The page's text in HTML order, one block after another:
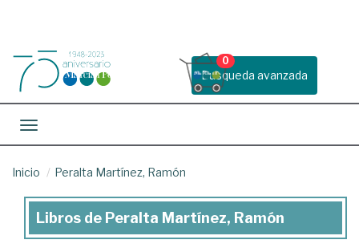
Busqueda avanzada
0
Toggle navigation
Inicio Peralta Martínez, Ramón
Libros
Libros de Peralta Martínez, Ramón